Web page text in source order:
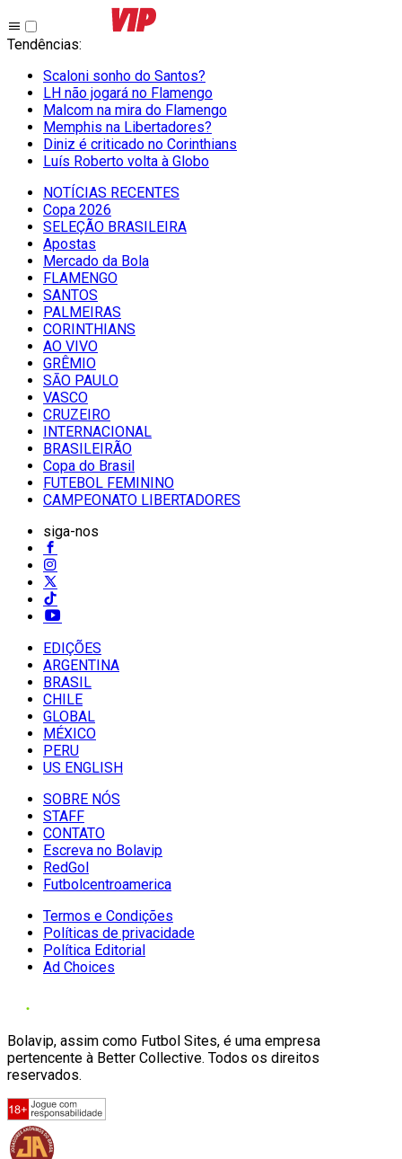
Tendências:
Scaloni sonho do Santos?
LH não jogará no Flamengo
Malcom na mira do Flamengo
Memphis na Libertadores?
Diniz é criticado no Corinthians
Luís Roberto volta à Globo
NOTÍCIAS RECENTES
Copa 2026
SELEÇÃO BRASILEIRA
Apostas
Mercado da Bola
FLAMENGO
SANTOS
PALMEIRAS
CORINTHIANS
AO VIVO
GRÊMIO
SĀO PAULO
VASCO
CRUZEIRO
INTERNACIONAL
BRASILEIRÃO
Copa do Brasil
FUTEBOL FEMININO
CAMPEONATO LIBERTADORES
siga-nos
EDIÇÕES
ARGENTINA
BRASIL
CHILE
GLOBAL
MÉXICO
PERU
US ENGLISH
SOBRE NÓS
STAFF
CONTATO
Escreva no Bolavip
RedGol
Futbolcentroamerica
Termos e Condições
Políticas de privacidade
Política Editorial
Ad Choices
Bolavip, assim como Futbol Sites, é uma empresa
pertencente à Better Collective. Todos os direitos
reservados.